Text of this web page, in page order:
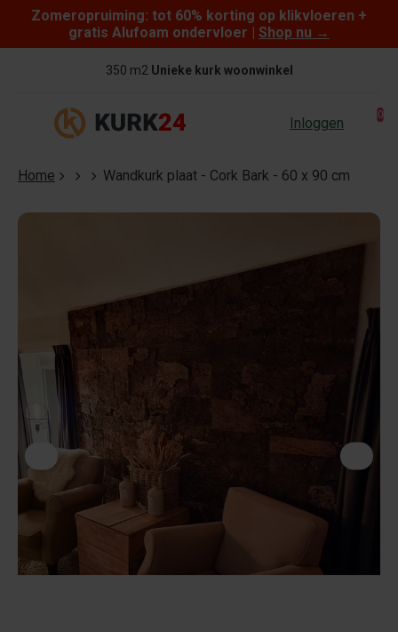
Skip to content
Zomeropruiming: tot 60% korting op klikvloeren +
gratis Alufoam ondervloer | Shop nu →
350 m2 Unieke kurk woonwinkel
Inloggen 0
Home Wandkurk plaat - Cork Bark - 60 x 90 cm